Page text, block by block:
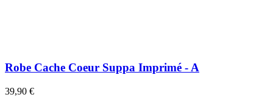
Robe Cache Coeur Suppa Imprimé - A
39,90 €